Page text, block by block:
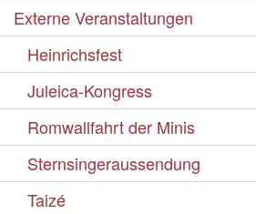
Externe Veranstaltungen
Heinrichsfest
Juleica-Kongress
Romwallfahrt der Minis
Sternsingeraussendung
Taizé